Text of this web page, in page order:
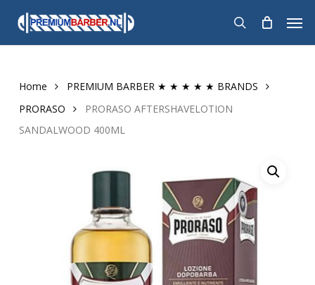
main
search
Home
PREMIUM BARBER ★ ★ ★ ★ ★ BRANDS
PRORASO
PRORASO AFTERSHAVELOTION
SANDALWOOD 400ML